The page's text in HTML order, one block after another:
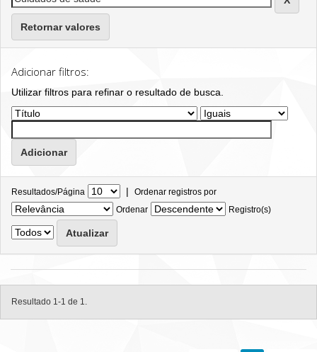
Retornar valores
Adicionar filtros:
Utilizar filtros para refinar o resultado de busca.
Resultados/Página | Ordenar registros por
Ordenar
Registro(s)
Resultado 1-1 de 1.